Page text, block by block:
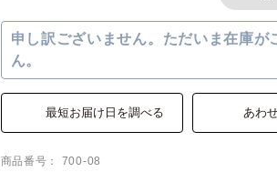
申し訳ございません。ただいま在庫が
ん。
最短お届け日を調べる あわ
商品番号 700-08